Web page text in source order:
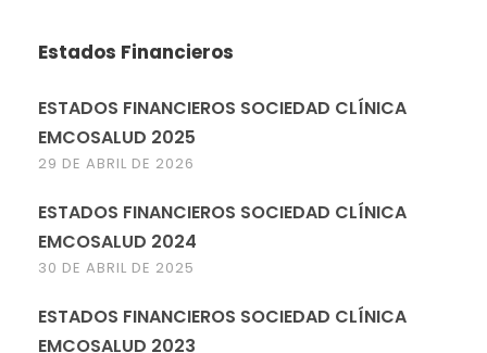
Estados Financieros
ESTADOS FINANCIEROS SOCIEDAD CLÍNICA
EMCOSALUD 2025
29 DE ABRIL DE 2026
ESTADOS FINANCIEROS SOCIEDAD CLÍNICA
EMCOSALUD 2024
30 DE ABRIL DE 2025
ESTADOS FINANCIEROS SOCIEDAD CLÍNICA
EMCOSALUD 2023